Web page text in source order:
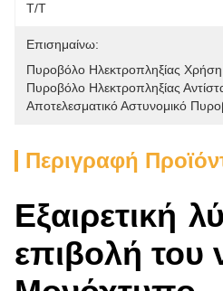
Τ/Τ
Επισημαίνω:
Πυροβόλο Ηλεκτροπληξίας Χρήση
Πυροβόλο Ηλεκτροπληξίας
Αποτελεσματικό Αστυνομικό
Περιγραφή
Εξαιρετική
επιβολή του